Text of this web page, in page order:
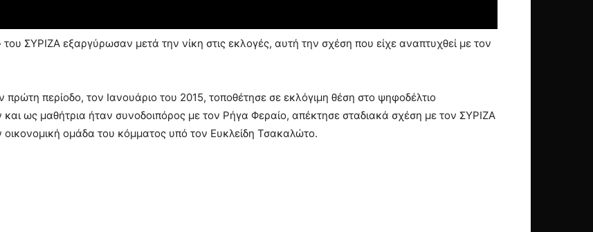
του ΣΥΡΙΖΑ εξαργύρωσαν μετά την νίκη στις εκλογές, αυτή την σχέση που είχε αναπτυχθεί με τον
περίοδο, τον Ιανουάριο του 2015, τοποθέτησε σε εκλόγιμη θέση στο ψηφοδέλτιο
ως μαθήτρια ήταν συνοδοιπόρος με τον Ρήγα Φεραίο, απέκτησε σταδιακά σχέση με τον ΣΥΡΙΖΑ
οικονομική ομάδα του κόμματος υπό τον Ευκλείδη Τσακαλώτο.